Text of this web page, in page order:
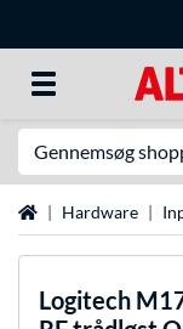
StartsideHardware
Logitech